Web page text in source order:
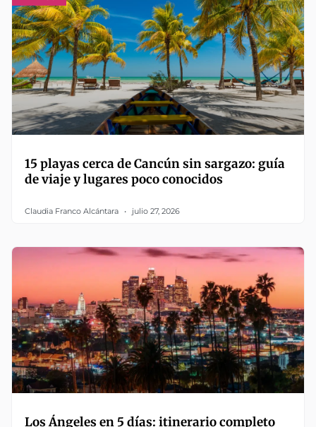
15 playas cerca de Cancún sin sargazo: guía
de viaje y lugares poco conocidos
Claudia Franco Alcántara julio 27, 2026
Los Ángeles en 5 días: itinerario completo